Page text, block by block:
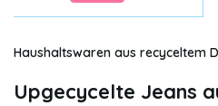
Haushaltswaren aus recyceltem
Upgecycelte Jeans